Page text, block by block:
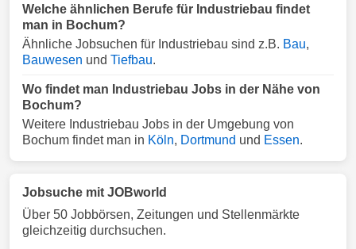
Welche ähnlichen Berufe für Industriebau findet
man in Bochum?
Ähnliche Jobsuchen für Industriebau sind z.B. Bau,
Bauwesen und Tiefbau.
Wo findet man Industriebau Jobs in der Nähe von
Bochum?
Weitere Industriebau Jobs in der Umgebung von
Bochum findet man in Köln, Dortmund und Essen.
Jobsuche mit JOBworld
Über 50 Jobbörsen, Zeitungen und Stellenmärkte
gleichzeitig durchsuchen.